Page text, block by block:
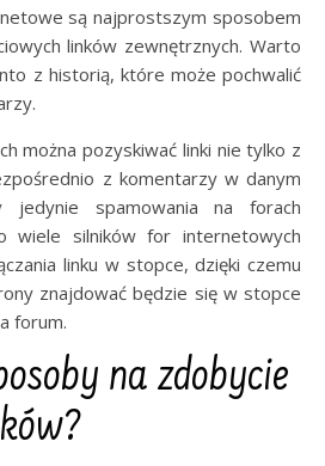
są najprostszym sposobem
linków zewnętrznych. Warto
z historią, które może pochwalić
można pozyskiwać linki nie tylko z
z komentarzy w danym
jedynie spamowania na forach
wiele silników for internetowych
linku w stopce, dzięki czemu
znajdować będzie się w stopce
forum.
na zdobycie